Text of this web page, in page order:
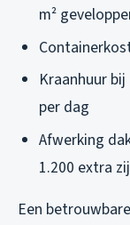
m²
Kraanhuur
per dag
Afwerking
1.200 extra
Een